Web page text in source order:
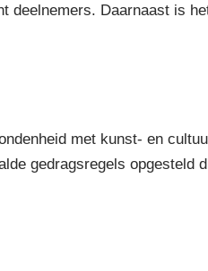
deelnemers. Daarnaast is
met kunst- en
gedragsregels opgesteld